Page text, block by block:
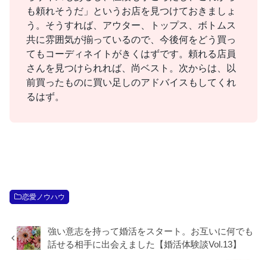
も頼れそうだ」というお店を見つけておきましょ
う。そうすれば、アウター、トップス、ボトムス
共に雰囲気が揃っているので、今後何をどう買っ
てもコーディネイトがきくはずです。頼れる店員
さんを見つけられれば、尚ベスト。次からは、以
前買ったものに買い足しのアドバイスもしてくれ
るはず。
恋愛ノウハウ
強い意志を持って婚活をスタート。お互いに何でも
話せる相手に出会えました【婚活体験談Vol.13】